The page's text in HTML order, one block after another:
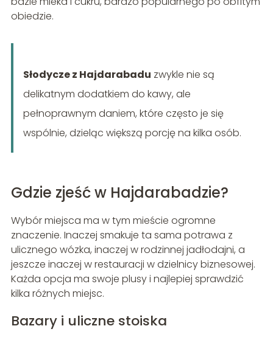
obiedzie.
Słodycze z Hajdarabadu zwykle nie są
delikatnym dodatkiem do kawy, ale
pełnoprawnym daniem, które często je się
wspólnie, dzieląc większą porcję na kilka osób.
Gdzie zjeść w Hajdarabadzie?
Wybór miejsca ma w tym mieście ogromne
znaczenie. Inaczej smakuje ta sama potrawa z
ulicznego wózka, inaczej w rodzinnej jadłodajni, a
jeszcze inaczej w restauracji w dzielnicy biznesowej.
Każda opcja ma swoje plusy i najlepiej sprawdzić
kilka różnych miejsc.
Bazary i uliczne stoiska